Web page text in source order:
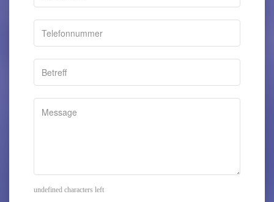
undefined characters left